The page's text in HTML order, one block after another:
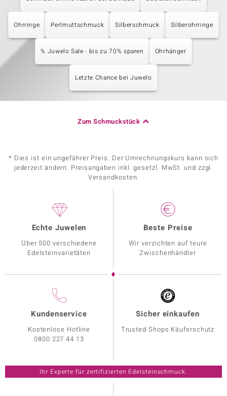
Ohrringe Perlmuttschmuck Silberschmuck Silberohrringe
% Juwelo Sale - bis zu 70% sparen Ohrhänger
Letzte Chance bei Juwelo
Zum Schmuckstück
* Dies ist ein ungefährer Preis. Der Umrechnungskurs kann sich
jederzeit ändern. Preisangaben inkl. gesetzl. MwSt. und zzgl.
Versandkosten.
Echte Juwelen
Über 500 verschiedene
Edelsteinvarietäten
Beste Preise
Wir verzichten auf teure
Zwischenhändler
Kundenservice
Kostenlose Hotline
0800 227 44 13
Sicher einkaufen
Trusted Shops Käuferschutz
Ihr Experte für zertifizierten Edelsteinschmuck.